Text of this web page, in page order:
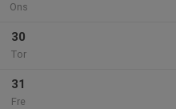
Ons
30
Tor
31
Fre